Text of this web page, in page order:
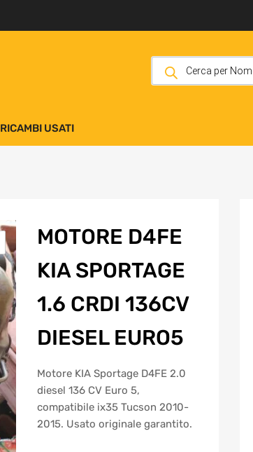
RICAMBI USATI
MOTORE D4FE
KIA SPORTAGE
1.6 CRDI 136CV
DIESEL EURO5
Motore KIA Sportage D4FE 2.0
diesel 136 CV Euro 5,
compatibile ix35 Tucson 2010-
2015. Usato originale garantito.